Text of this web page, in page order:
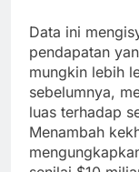
Data ini
pendapatan
mungkin lebih
sebelumnya,
luas terhadap
Menambah